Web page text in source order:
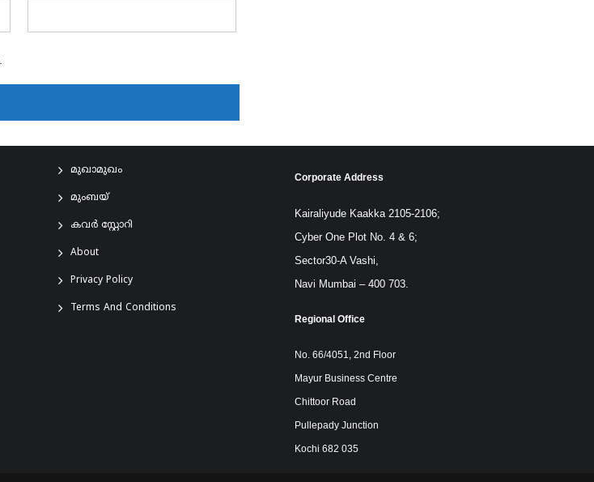
മുഖാമുഖം
മുംബയ്
കവർ സ്റ്റോറി
About
Privacy Policy
Terms And Conditions
Corporate Address
Kairaliyude Kaakka 2105-2106;
Cyber One Plot No. 4 & 6;
Sector30-A Vashi,
Navi Mumbai – 400 703.
Regional Office
No. 66/4051, 2nd Floor
Mayur Business Centre
Chittoor Road
Pullepady Junction
Kochi 682 035